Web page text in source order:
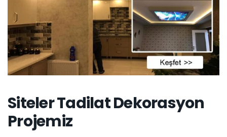
Siteler Tadilat Dekorasyon
Projemiz